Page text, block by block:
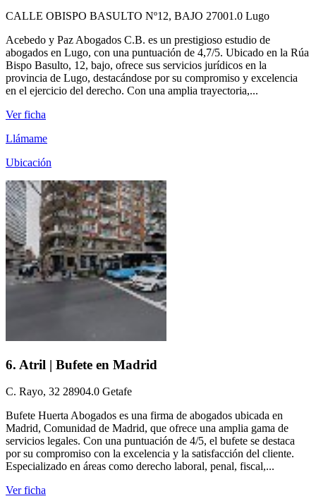
CALLE OBISPO BASULTO Nº12, BAJO 27001.0 Lugo
Acebedo y Paz Abogados C.B. es un prestigioso estudio de
abogados en Lugo, con una puntuación de 4,7/5. Ubicado en la Rúa
Bispo Basulto, 12, bajo, ofrece sus servicios jurídicos en la
provincia de Lugo, destacándose por su compromiso y excelencia
en el ejercicio del derecho. Con una amplia trayectoria,...
Ver ficha
Llámame
Ubicación
6. Atril | Bufete en Madrid
C. Rayo, 32 28904.0 Getafe
Bufete Huerta Abogados es una firma de abogados ubicada en
Madrid, Comunidad de Madrid, que ofrece una amplia gama de
servicios legales. Con una puntuación de 4/5, el bufete se destaca
por su compromiso con la excelencia y la satisfacción del cliente.
Especializado en áreas como derecho laboral, penal, fiscal,...
Ver ficha